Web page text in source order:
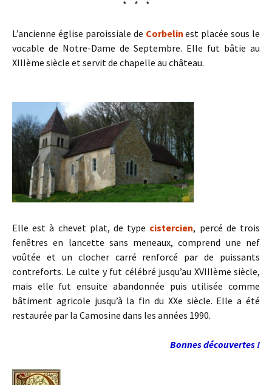
* * *
L’ancienne église paroissiale de Corbelin est placée sous le
vocable de Notre-Dame de Septembre. Elle fut bâtie au
XIIIème siècle et servit de chapelle au château.
Elle est à chevet plat, de type cistercien, percé de trois
fenêtres en lancette sans meneaux, comprend une nef
voûtée et un clocher carré renforcé par de puissants
contreforts. Le culte y fut célébré jusqu’au XVIIIème siècle,
mais elle fut ensuite abandonnée puis utilisée comme
bâtiment agricole jusqu’à la fin du XXe siècle. Elle a été
restaurée par la Camosine dans les années 1990.
Bonnes découvertes !